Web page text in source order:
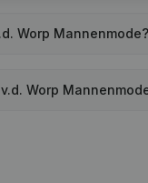
Worp Mannenmode?
Worp